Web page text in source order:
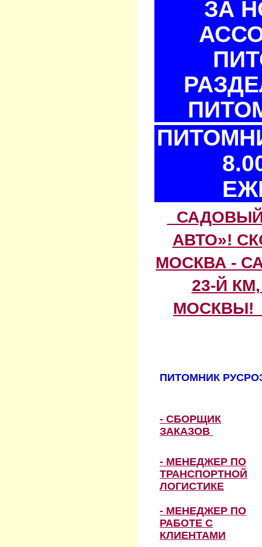
ЗА
АВТО»!
МОСКВА -
23-Й
МОСКВЫ!
ПИТОМНИК
- СБОРЩИК
ЗАКАЗОВ
- МЕНЕДЖЕР ПО
ТРАНСПОРТНОЙ
ЛОГИСТИКЕ
- МЕНЕДЖЕР ПО
РАБОТЕ С
КЛИЕНТАМИ